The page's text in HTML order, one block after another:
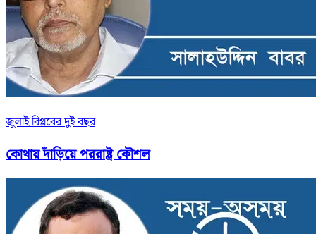
জুলাই বিপ্লবের দুই বছর
কোথায় দাঁড়িয়ে পররাষ্ট্র কৌশল